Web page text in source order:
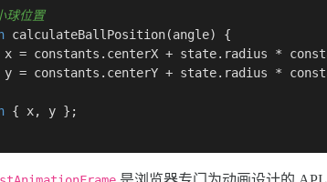
位置
calculateBallPosition(angle) {
x = constants. centerX + state. radius *
y = constants. centerY + state. radius *
{ x, y };